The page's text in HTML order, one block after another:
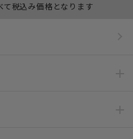
税込み価格となります